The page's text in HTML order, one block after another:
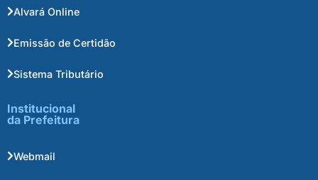
Alvará Online
Emissão de Certidão
Sistema Tributário
Institucional
da Prefeitura
Webmail